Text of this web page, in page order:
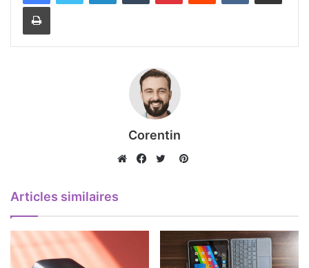
Imprimer
Corentin
Pinterest
Articles similaires